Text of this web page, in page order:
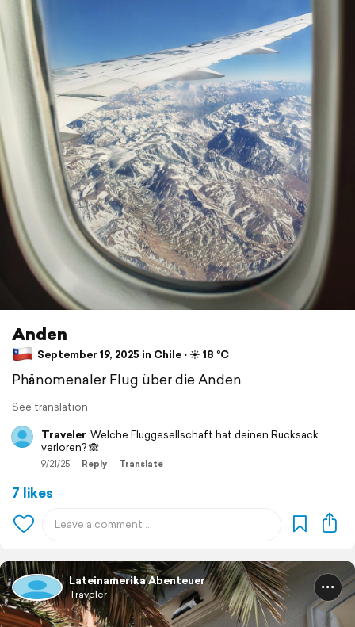
Anden
September 19, 2025 in Chile ⋅ ☀️ 18 °C
Phänomenaler Flug über die Anden
See translation
Traveler Welche Fluggesellschaft hat deinen Rucksack
verloren? 🙈
9/21/25 Reply Translate
7 likes
Lateinamerika Abenteuer
Traveler